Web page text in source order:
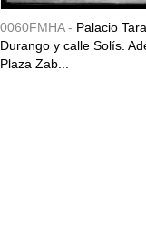
0060FMHA - Palacio
Durango y calle Solís.
Plaza Zab...